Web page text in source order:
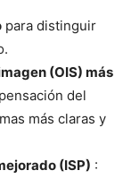
para distinguir
(OIS) más
del
más claras y
(ISP) :